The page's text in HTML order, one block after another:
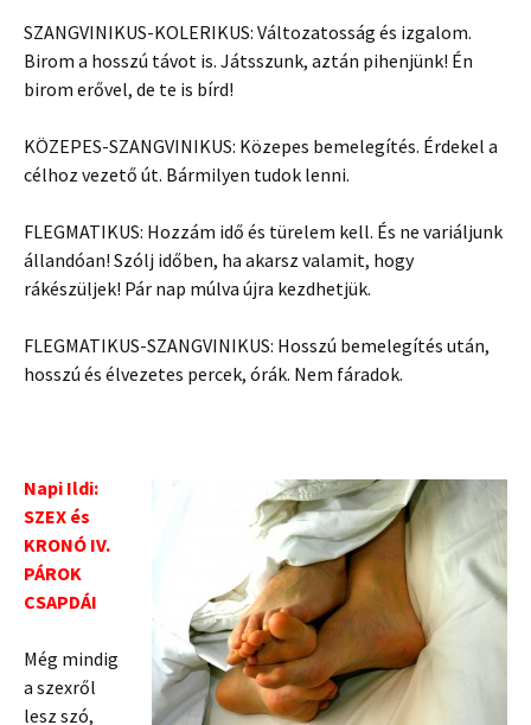
SZANGVINIKUS-KOLERIKUS: Változatosság és izgalom.
Birom a hosszú távot is. Játsszunk, aztán pihenjünk! Én
birom erővel, de te is bírd!
KÖZEPES-SZANGVINIKUS: Közepes bemelegítés. Érdekel a
célhoz vezető út. Bármilyen tudok lenni.
FLEGMATIKUS: Hozzám idő és türelem kell. És ne variáljunk
állandóan! Szólj időben, ha akarsz valamit, hogy
rákészüljek! Pár nap múlva újra kezdhetjük.
FLEGMATIKUS-SZANGVINIKUS: Hosszú bemelegítés után,
hosszú és élvezetes percek, órák. Nem fáradok.
Napi Ildi:
SZEX és
KRONÓ IV.
PÁROK
CSAPDÁI
Még mindig
a szexről
lesz szó,